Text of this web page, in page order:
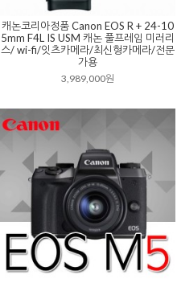
캐논코리아정품 Canon EOS R + 24-10
5mm F4L IS USM 캐논 풀프레임 미러리
스/ wi-fi/잇츠카메라/최신형카메라/전문
가용
3,989,000원